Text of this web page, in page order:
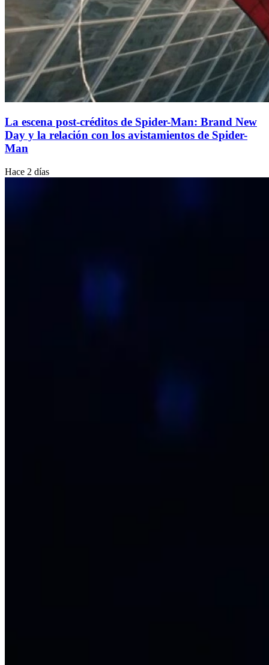
La escena post-créditos de Spider-Man: Brand New
Day y la relación con los avistamientos de Spider-
Man
Hace 2 días